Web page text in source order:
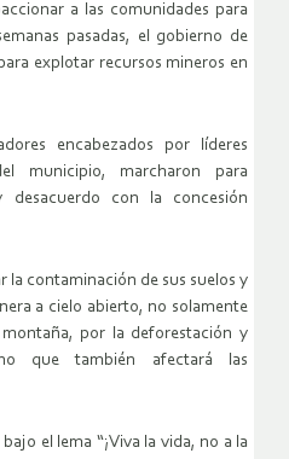
a las comunidades para
pasadas, el gobierno de
explotar recursos mineros en
encabezados por líderes
municipio, marcharon para
desacuerdo con la concesión
la contaminación de sus suelos y
a cielo abierto, no solamente
por la deforestación y
que también afectará las
el lema “¡Viva la vida, no a la